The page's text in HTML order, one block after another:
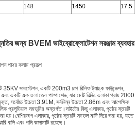
148 1450 17.5
জন্য BVEM ভাইব্রোফ্লোটেশন সরঞ্জাম ব্যবহার
পাথর কলাম প্রকল্প
35KV সাবস্টেশন, একটি 200m3 চাপ রিলিফ ট্যাঙ্ক ফাউন্ডেশন,
একটি এক তলা তেল পাম্প শেড, যার মোট বিল্ডিং এলাকা প্রায় 2000
সর্বোচ্চ উচ্চতা 3.91M, সর্বনিম্ন উচ্চতা 2.86m এবং আপেক্ষিক
প্রলুভিয়াল সমভূমির অন্তর্গত।সাইটের কিছু এলাকায়, পৃষ্ঠের স্তরটি
হয়।বেশিরভাগ এলাকায়, পৃষ্ঠের স্তরটি সমতল মাটি দিয়ে ভরা হয়, যাতে
বালি এবং পলি কাদামাটি রয়েছে।